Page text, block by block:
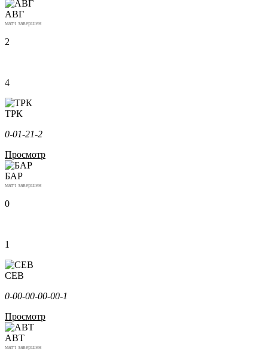
АВГ
матч завершен
2
4
ТРК
0-01-21-2
Просмотр
БАР
матч завершен
0
1
СЕВ
0-00-00-00-00-1
Просмотр
АВТ
матч завершен